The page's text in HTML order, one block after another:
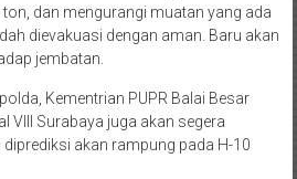
dan mengurangi muatan yang ada
dievakuasi dengan aman. Baru akan
jembatan.
Kementrian PUPR Balai Besar
VIII Surabaya juga akan segera
akan rampung pada H-10